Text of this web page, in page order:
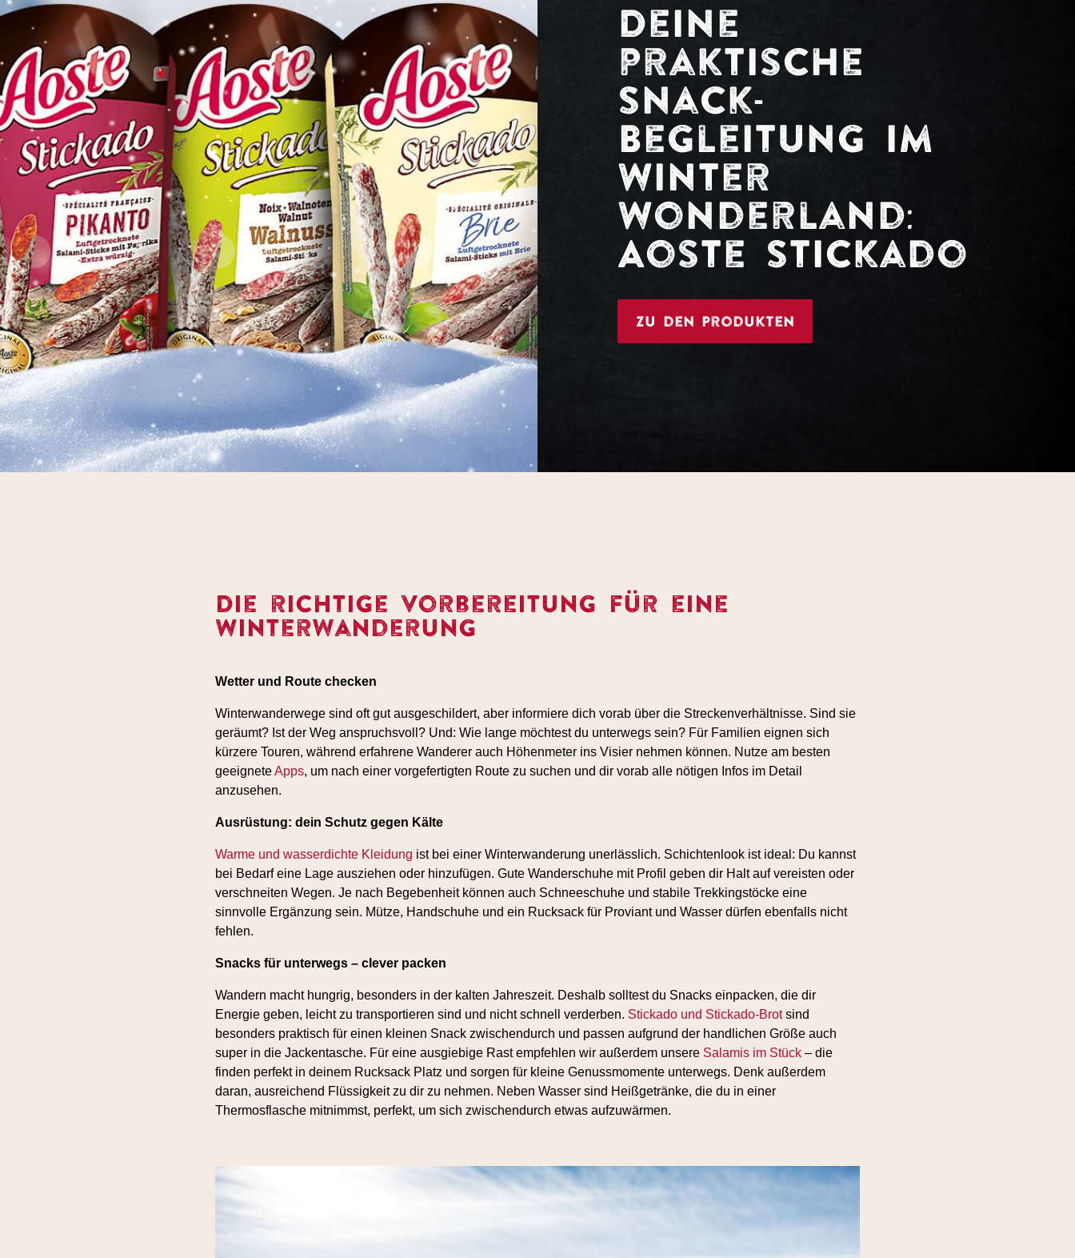
Deine
praktische
Snack-
Begleitung im
Winter
Wonderland:
Aoste Stickado
Zu den Produkten
Die richtige Vorbereitung für eine
Winterwanderung
Wetter und Route checken
Winterwanderwege sind oft gut ausgeschildert, aber informiere dich vorab über die Streckenverhältnisse. Sind sie
geräumt? Ist der Weg anspruchsvoll? Und: Wie lange möchtest du unterwegs sein? Für Familien eignen sich
kürzere Touren, während erfahrene Wanderer auch Höhenmeter ins Visier nehmen können. Nutze am besten
geeigneteApps, um nach einer vorgefertigten Route zu suchen und dir vorab alle nötigen Infos im Detail
anzusehen.
Ausrüstung: dein Schutz gegen Kälte
Warme und wasserdichte Kleidung ist bei einer Winterwanderung unerlässlich. Schichtenlook ist ideal: Du kannst
bei Bedarf eine Lage ausziehen oder hinzufügen. Gute Wanderschuhe mit Profil geben dir Halt auf vereisten oder
verschneiten Wegen. Je nach Begebenheit können auch Schneeschuhe und stabile Trekkingstöcke eine
sinnvolle Ergänzung sein. Mütze, Handschuhe und ein Rucksack für Proviant und Wasser dürfen ebenfalls nicht
fehlen.
Snacks für unterwegs – clever packen
Wandern macht hungrig, besonders in der kalten Jahreszeit. Deshalb solltest du Snacks einpacken, die dir
Energie geben, leicht zu transportieren sind und nicht schnell verderben. Stickado und Stickado-Brotsind
besonders praktisch für einen kleinen Snack zwischendurch und passen aufgrund der handlichen Größe auch
super in die Jackentasche. Für eine ausgiebige Rast empfehlen wir außerdem unsere Salamis im Stück– die
finden perfekt in deinem Rucksack Platz und sorgen für kleine Genussmomente unterwegs. Denk außerdem
daran, ausreichend Flüssigkeit zu dir zu nehmen. Neben Wasser sind Heißgetränke, die du in einer
Thermosflasche mitnimmst, perfekt, um sich zwischendurch etwas aufzuwärmen.